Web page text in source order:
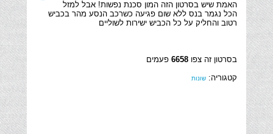
האמת שיש בסרטון הזה המון סכנת נפשות! אבל למזל
הכל נגמר בנס ללא שום פגיעה כשרכב הנסע מהר בכביש
רטוב והחליק על כל הכביש ישירות לשוליים
בסרטון זה צפו 6658 פעמים
קטגוריה: שונות